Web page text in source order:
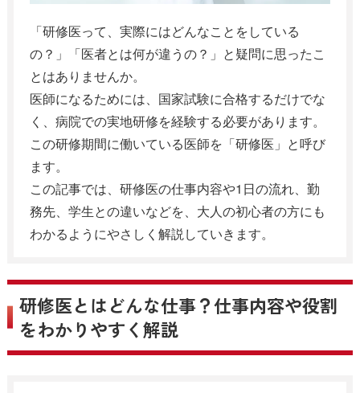
「研修医って、実際にはどんなことをしている
の？」「医者とは何が違うの？」と疑問に思ったこ
とはありませんか。
医師になるためには、国家試験に合格するだけでな
く、病院での実地研修を経験する必要があります。
この研修期間に働いている医師を「研修医」と呼び
ます。
この記事では、研修医の仕事内容や1日の流れ、勤
務先、学生との違いなどを、大人の初心者の方にも
わかるようにやさしく解説していきます。
研修医とはどんな仕事？仕事内容や役割
をわかりやすく解説